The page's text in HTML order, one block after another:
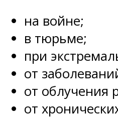
на войне;
в тюрьме;
при
от
от облучения
от